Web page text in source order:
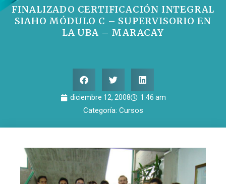
FINALIZADO CERTIFICACIÓN INTEGRAL
SIAHO MÓDULO C – SUPERVISORIO EN
LA UBA – MARACAY
diciembre 12, 2008 1:46 am
Categoría: Cursos